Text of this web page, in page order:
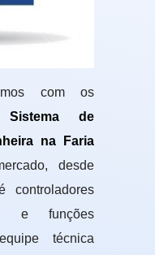
com os
Sistema de
na Faria
desde
controladores
e funções
técnica